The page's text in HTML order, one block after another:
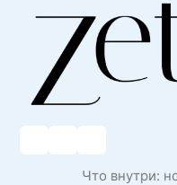
Что внутри: